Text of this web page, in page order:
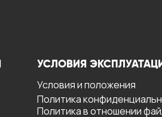
УСЛОВИЯ
Условия и положения
Политика
Политика в отношении